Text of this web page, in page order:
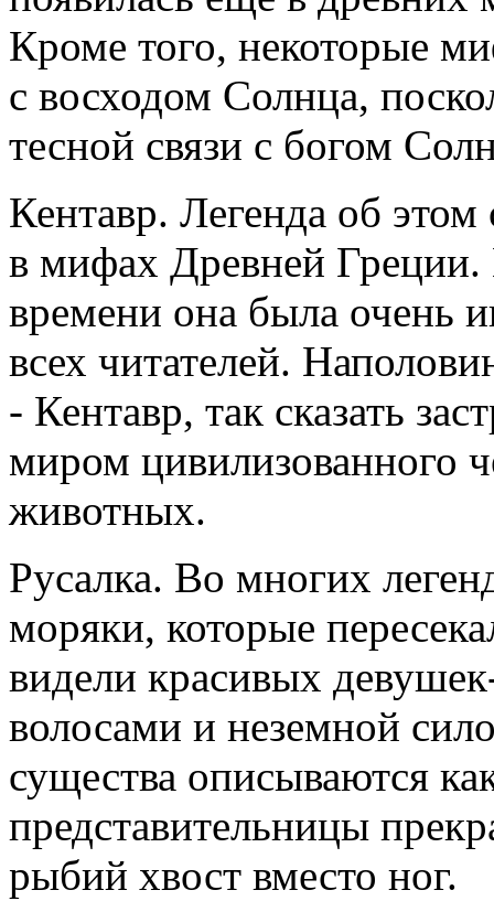
Кроме того, некоторые
с восходом Солнца,
тесной связи с богом
Кентавр. Легенда об
в мифах Древней Греции.
времени она была очень
всех читателей.
- Кентавр, так сказать
миром цивилизованного
животных.
Русалка. Во многих
моряки, которые
видели красивых
волосами и неземной
существа описываются
представительницы
рыбий хвост вместо ног.